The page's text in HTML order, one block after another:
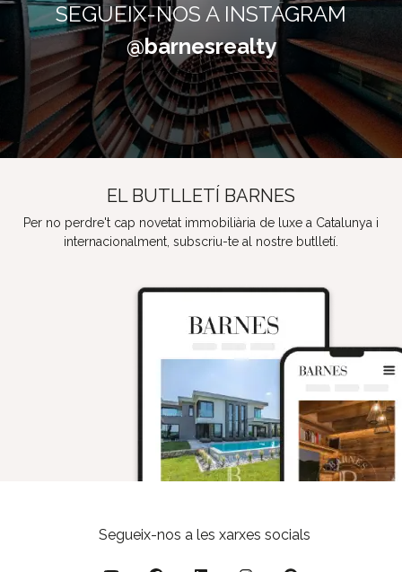
SEGUEIX-NOS A INSTAGRAM
@barnesrealty
EL BUTLLETÍ BARNES
Per no perdre't cap novetat immobiliària de luxe a Catalunya i
internacionalment, subscriu-te al nostre butlletí.
Segueix-nos a les xarxes socials